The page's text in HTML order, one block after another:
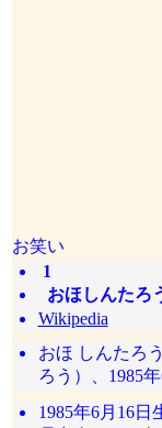
お笑い
1
おほしんた
Wikipedia
おほ しんたろ
ろう）、1985
1985年6月16